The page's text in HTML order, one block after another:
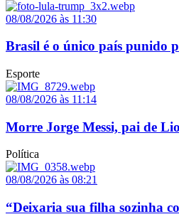
08/08/2026 às 11:30
Brasil é o único país punido
Esporte
08/08/2026 às 11:14
Morre Jorge Messi, pai de
Política
08/08/2026 às 08:21
“Deixaria sua filha sozinha